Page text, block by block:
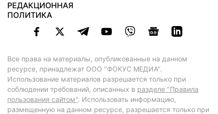
РЕДАКЦИОННАЯ
ПОЛИТИКА
Все права на материалы, опубликованные на данном
ресурсе, принадлежат ООО "ФОКУС МЕДИА".
Использование материалов разрешается только при
соблюдении требований, описанных в разделе "Правила
пользования сайтом". Использовать информацию,
размещенную на данном ресурсе, разрешается только при